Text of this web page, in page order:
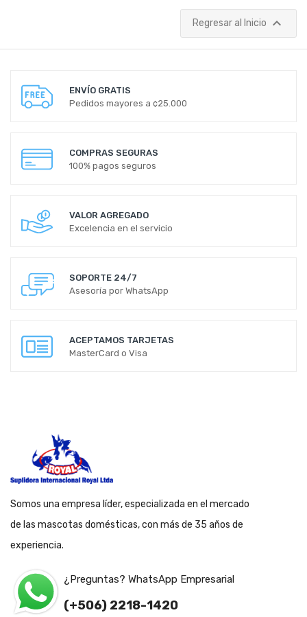
Regresar al Inicio 
ENVÍO GRATIS
Pedidos mayores a ¢25.000
COMPRAS SEGURAS
100% pagos seguros
VALOR AGREGADO
Excelencia en el servicio
SOPORTE 24/7
Asesoría por WhatsApp
ACEPTAMOS TARJETAS
MasterCard o Visa
Somos una empresa líder, especializada en el mercado
de las mascotas domésticas, con más de 35 años de
experiencia.
¿Preguntas? WhatsApp Empresarial
(+506) 2218-1420